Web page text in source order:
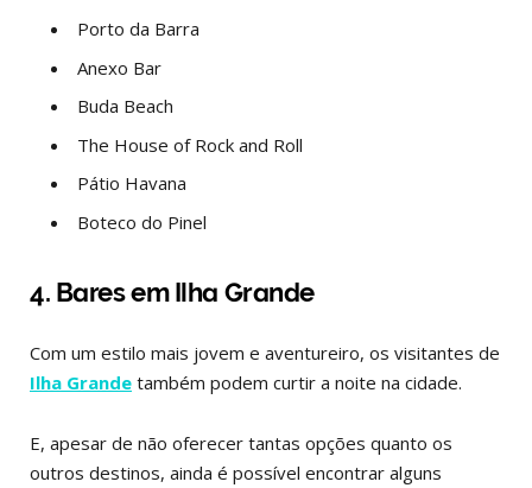
Porto da Barra
Anexo Bar
Buda Beach
The House of Rock and Roll
Pátio Havana
Boteco do Pinel
4. Bares em Ilha Grande
Com um estilo mais jovem e aventureiro, os visitantes de
Ilha Grande também podem curtir a noite na cidade.
E, apesar de não oferecer tantas opções quanto os
outros destinos, ainda é possível encontrar alguns